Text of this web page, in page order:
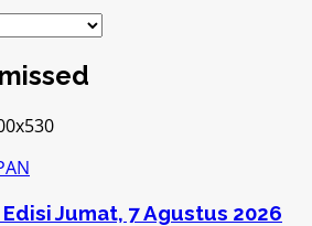
Jumat, 7 Agustus 2026